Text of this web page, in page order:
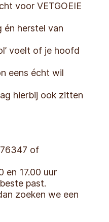
voor VETGOEIE
én herstel van
voelt of je hoofd
eens écht wil
hierbij ook zitten
of
en 17.00 uur
past.
zoeken we een